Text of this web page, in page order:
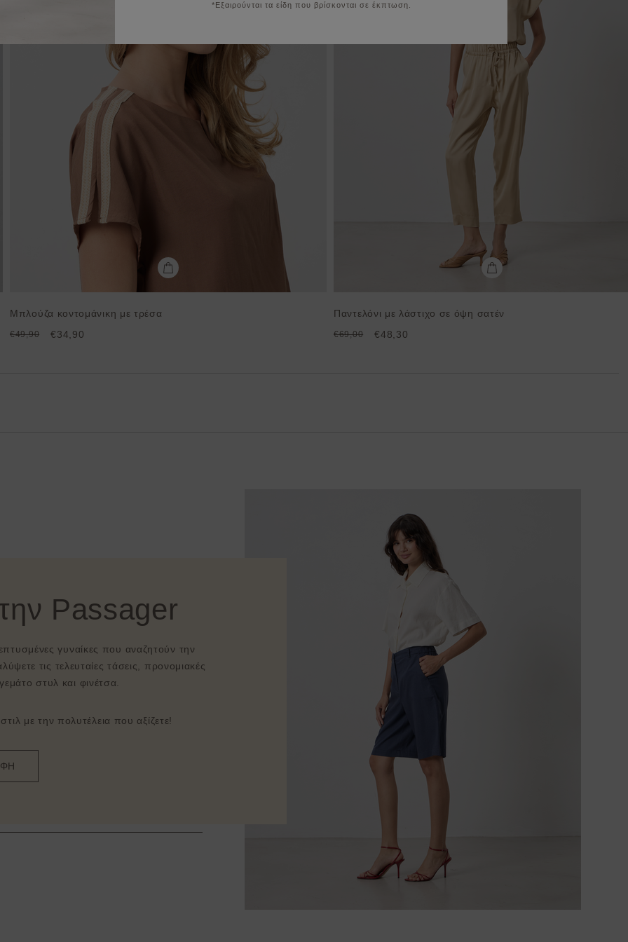
Μπλούζα κοντομάνικη με τρέσα
€49,90 €34,90
Παντελόνι με λάστιχο σε όψη σατέν
€69,00 €48,30
Passager
γυναίκες που αναζητούν την
τις τελευταίες τάσεις, προνομιακές
στυλ και φινέτσα.
με την πολυτέλεια που αξίζετε!
*Εξαιρούνται τα είδη που βρίσκονται σε έκπτωση.